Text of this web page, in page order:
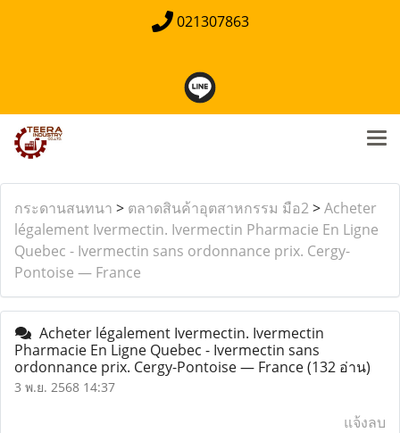
021307863
กระดานสนทนา > ตลาดสินค้าอุตสาหกรรม มือ2>Acheter
légalement Ivermectin. Ivermectin Pharmacie En Ligne
Quebec - Ivermectin sans ordonnance prix. Cergy-
Pontoise — France
Acheter légalement Ivermectin. Ivermectin
Pharmacie En Ligne Quebec - Ivermectin sans
ordonnance prix. Cergy-Pontoise — France(132 อ่าน)
3 พ.ย. 2568 14:37
แจ้งลบ